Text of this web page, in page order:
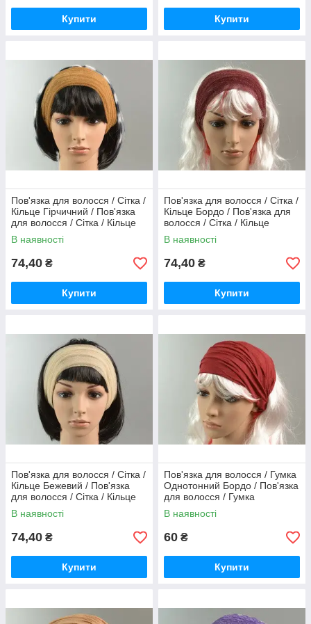
Купити Купити
Пов'язка для волосся / Сітка /
Кільце Гірчичний / Пов'язка
для волосся / Сітка / Кільце
Гірчичний 22 см
В наявності
74,40 ₴
Купити
Пов'язка для волосся / Сітка /
Кільце Бордо / Пов'язка для
волосся / Сітка / Кільце
Бордо 22 см
В наявності
74,40 ₴
Купити
Пов'язка для волосся / Сітка /
Кільце Бежевий / Пов'язка
для волосся / Сітка / Кільце
Бежевий 22 см
В наявності
74,40 ₴
Купити
Пов'язка для волосся / Гумка
Однотонний Бордо / Пов'язка
для волосся / Гумка
Однотонний Бордо 29 см
В наявності
60 ₴
Купити